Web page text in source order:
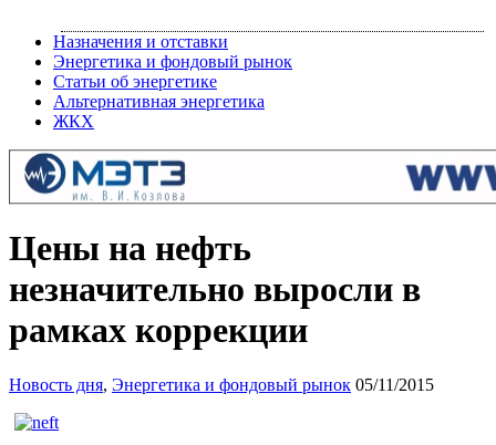
Назначения и отставки
Энергетика и фондовый рынок
Статьи об энергетике
Альтернативная энергетика
ЖКХ
Цены на нефть
незначительно выросли в
рамках коррекции
Новость дня, Энергетика и фондовый рынок 05/11/2015